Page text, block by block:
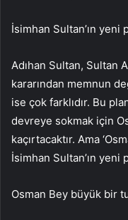
İsimhan Sultan’ın yeni
Adıhan Sultan, Sultan
kararından memnun
ise çok farklıdır. Bu
devreye sokmak için
kaçırtacaktır. Ama
İsimhan Sultan’ın yeni
Osman Bey büyük bir